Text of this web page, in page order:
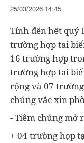
25/03/2026 14:45
Tính đến hết quý
trường hợp tai
16 trường hợp
trường hợp tai
rộng và 07
chủng vắc xin
- Tiêm chủng mở
+ 04 trường hợp